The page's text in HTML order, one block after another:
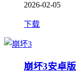
2026-02-05
下载
崩坏3安卓版